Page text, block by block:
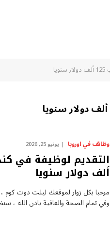
وظائف في اوروبا يونيو 25, 2026
ألف دولار سنويا
مرحبا بكل زوار لموقعك ليلت دوت كوم ،
وفي تمام الصحة والعافية باذن الله ،